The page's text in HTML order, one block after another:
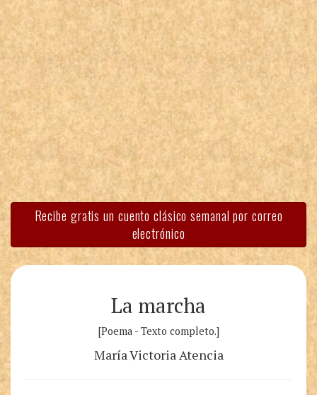
Recibe gratis un cuento clásico semanal por correo
electrónico
La marcha
[Poema - Texto completo.]
María Victoria Atencia